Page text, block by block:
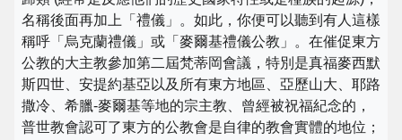
名稱後面再加上「禮儀」。如此，你便可以聽到有人這樣
稱呼「烏克蘭禮儀」或「麥爾基禮儀公教」。在催促東方
公教的大主教參加第二屆梵蒂岡會議，特別是真福麥西默
斯四世、安提約基亞以及所有東方地區、亞歷山大、耶路
撒冷、希臘-麥爾基等地的宗主教、曾經被祝福紀念的，
普世教會認可了東方的公教會是自律的教會實體的地位；